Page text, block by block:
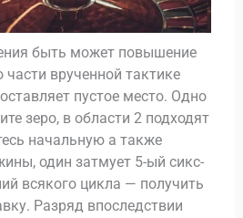
быть может повышение
врученной тактике
пустое место. Одно
зеро, в области 2 подходят
начальную а также
один затмует 5-ый сикс-
всякого цикла — получить
Разряд впоследствии